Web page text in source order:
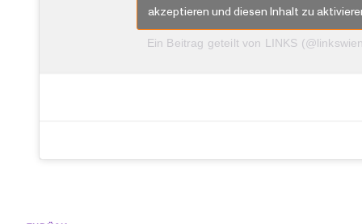
Ein Beitrag geteilt von LINKS
akzeptieren und diesen Inhalt zu